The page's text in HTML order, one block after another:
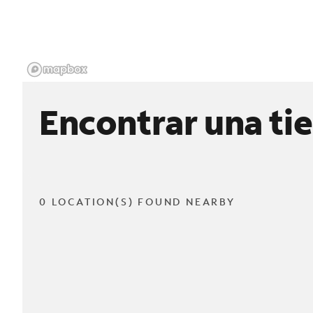
Encontrar una
0 LOCATION(S) FOUND NEARBY